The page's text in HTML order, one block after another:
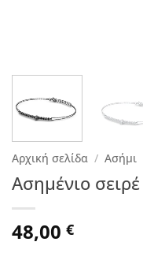
Αρχική σελίδα / Ασήμι
Aσημένιο
48,00 €